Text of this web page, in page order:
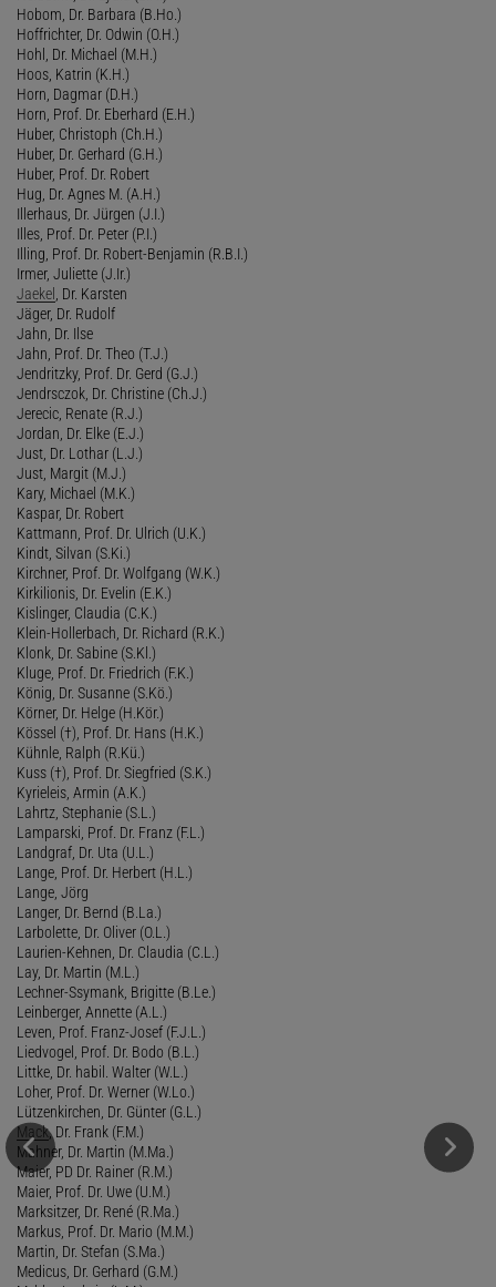
Hobom, Dr. Barbara (B.Ho.)
Hoffrichter, Dr. Odwin (O.H.)
Hohl, Dr. Michael (M.H.)
Hoos, Katrin (K.H.)
Horn, Dagmar (D.H.)
Horn, Prof. Dr. Eberhard (E.H.)
Huber, Christoph (Ch.H.)
Huber, Dr. Gerhard (G.H.)
Huber, Prof. Dr. Robert
Hug, Dr. Agnes M. (A.H.)
Illerhaus, Dr. Jürgen (J.I.)
Illes, Prof. Dr. Peter (P.I.)
Illing, Prof. Dr. Robert-Benjamin (R.B.I.)
Irmer, Juliette (J.Ir.)
Jaekel , Dr. Karsten
Jäger, Dr. Rudolf
Jahn, Dr. Ilse
Jahn, Prof. Dr. Theo (T.J.)
Jendritzky, Prof. Dr. Gerd (G.J.)
Jendrsczok, Dr. Christine (Ch.J.)
Jerecic, Renate (R.J.)
Jordan, Dr. Elke (E.J.)
Just, Dr. Lothar (L.J.)
Just, Margit (M.J.)
Kary, Michael (M.K.)
Kaspar, Dr. Robert
Kattmann, Prof. Dr. Ulrich (U.K.)
Kindt, Silvan (S.Ki.)
Kirchner, Prof. Dr. Wolfgang (W.K.)
Kirkilionis, Dr. Evelin (E.K.)
Kislinger, Claudia (C.K.)
Klein-Hollerbach, Dr. Richard (R.K.)
Klonk, Dr. Sabine (S.Kl.)
Kluge, Prof. Dr. Friedrich (F.K.)
König, Dr. Susanne (S.Kö.)
Körner, Dr. Helge (H.Kör.)
Kössel (†), Prof. Dr. Hans (H.K.)
Kühnle, Ralph (R.Kü.)
Kuss (†), Prof. Dr. Siegfried (S.K.)
Kyrieleis, Armin (A.K.)
Lahrtz, Stephanie (S.L.)
Lamparski, Prof. Dr. Franz (F.L.)
Landgraf, Dr. Uta (U.L.)
Lange, Prof. Dr. Herbert (H.L.)
Lange, Jörg
Langer, Dr. Bernd (B.La.)
Larbolette, Dr. Oliver (O.L.)
Laurien-Kehnen, Dr. Claudia (C.L.)
Lay, Dr. Martin (M.L.)
Lechner-Ssymank, Brigitte (B.Le.)
Leinberger, Annette (A.L.)
Leven, Prof. Franz-Josef (F.J.L.)
Liedvogel, Prof. Dr. Bodo (B.L.)
Littke, Dr. habil. Walter (W.L.)
Loher, Prof. Dr. Werner (W.Lo.)
Lützenkirchen, Dr. Günter (G.L.)
Mack, Dr. Frank (F.M.)
Mahner, Dr. Martin (M.Ma.)
Maier, PD Dr. Rainer (R.M.)
Maier, Prof. Dr. Uwe (U.M.)
Marksitzer, Dr. René (R.Ma.)
Markus, Prof. Dr. Mario (M.M.)
Martin, Dr. Stefan (S.Ma.)
Medicus, Dr. Gerhard (G.M.)